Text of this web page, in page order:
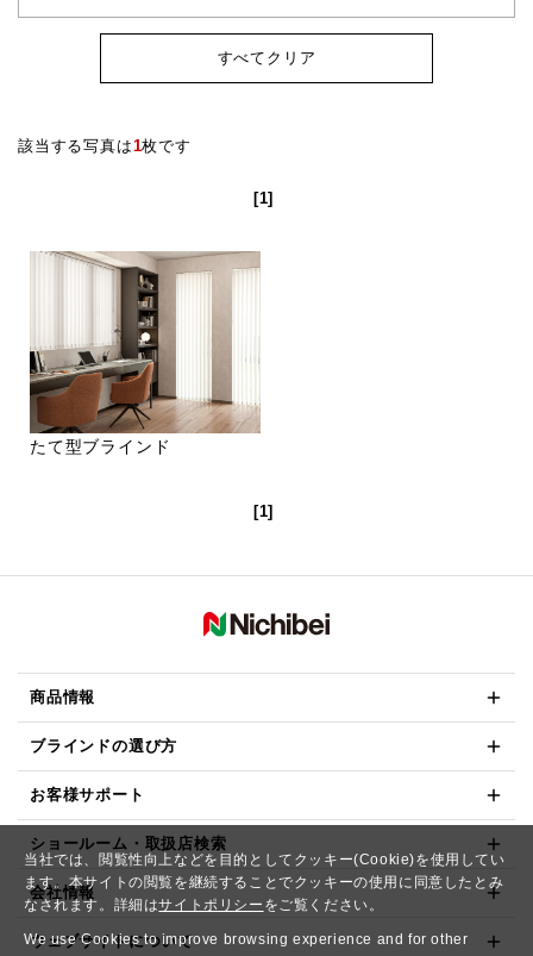
当社では、閲覧性向上などを目的としてクッキー(Cookie)を使用してい
ます。本サイトの閲覧を継続することでクッキーの使用に同意したとみ
なされます。詳細はサイトポリシー をご覧ください。
We use Cookies to improve browsing experience and for other
すべてクリア
該当する写真は1枚です
[1]
たて型ブラインド
[1]
商品情報
ブラインドの選び方
お客様サポート
ショールーム・取扱店検索
会社情報
ウェブサイトについて